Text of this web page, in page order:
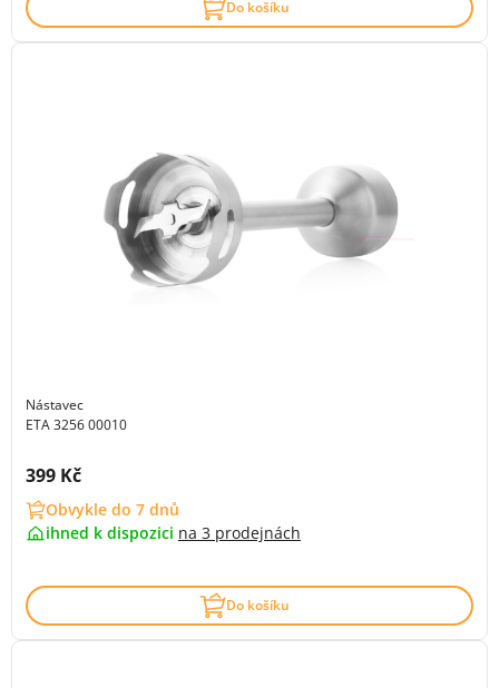
Do košíku
Nástavec
ETA 3256 00010
Cena s DPH:
399 Kč
Obvykle do 7 dnů
ihned k dispozici na 3 prodejnách
Do košíku